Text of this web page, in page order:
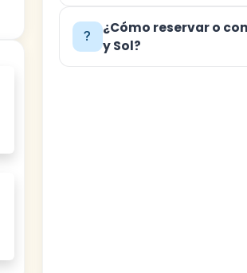
¿Cómo reservar o
y Sol?